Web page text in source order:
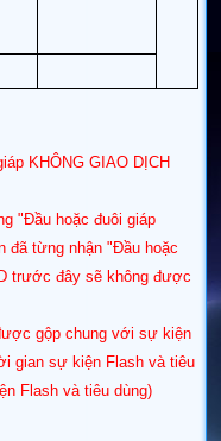
KHÔNG GIAO DỊCH
"Đầu hoặc đuôi giáp
đã từng nhận "Đầu hoặc
trước đây sẽ không được
gộp chung với sự kiện
gian sự kiện Flash và tiêu
Flash và tiêu dùng)